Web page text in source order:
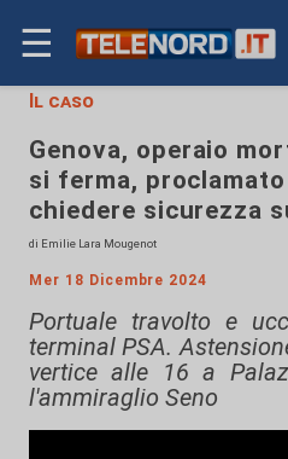
☰
Il caso
Genova, operaio
si ferma,
chiedere sicurezza
di Emilie Lara Mougenot
Mer 18 Dicembre 2024
Portuale travolto e
terminal PSA.
vertice alle 16 a
l'ammiraglio Seno